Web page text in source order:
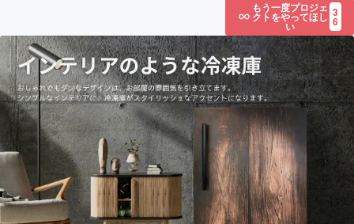
もう一度プロジェ
クトをやってほし
い
3
6